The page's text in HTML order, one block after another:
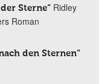
Sterne“ Ridley
Roman
den Sternen“